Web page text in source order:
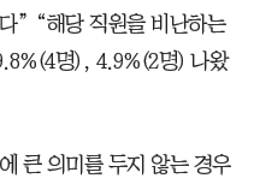
” “해당 직원을 비난하는
명), 4.9%(2명) 나왔
큰 의미를 두지 않는 경우